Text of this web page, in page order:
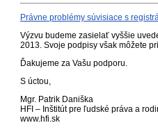
Právne problémy súvisiace s
Výzvu budeme zasielať vyššie
2013. Svoje podpisy však môžete
Ďakujeme za Vašu podporu.
S úctou,
Mgr. Patrik Daniška
HFI – Inštitút pre ľudské práva a
www.hfi.sk